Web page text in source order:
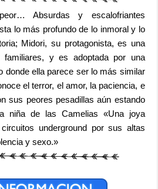
Absurdas y escalofriantes
lo más profundo de lo inmoral y lo
Midori, su protagonista, es una
y es adoptada por una
donde ella parece ser lo más similar
el terror, el amor, la paciencia, e
sus peores pesadillas aún estando
niña de las Camelias «Una joya
underground por sus altas
y sexo.»